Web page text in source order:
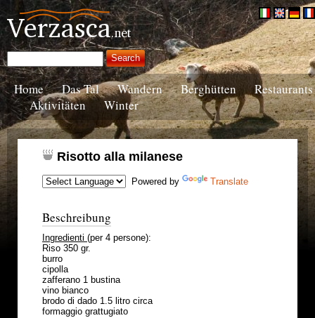
Home Das Tal Wandern Berghütten
Restaurants
Aktivitäten
Winter
Risotto alla milanese
Powered by Translate
Beschreibung
Ingredienti (per 4 persone):
Riso 350 gr.
burro
cipolla
zafferano 1 bustina
vino bianco
brodo di dado 1.5 litro circa
formaggio grattugiato